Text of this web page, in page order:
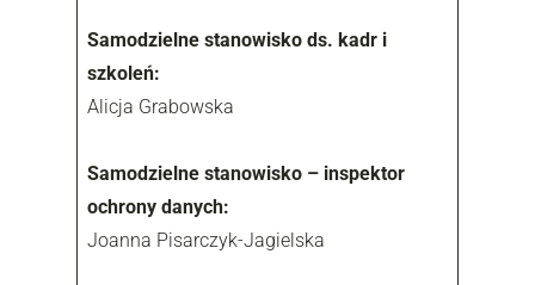
Samodzielne stanowisko ds. kadr i
szkoleń:
Alicja Grabowska
Samodzielne stanowisko – inspektor
ochrony danych:
Joanna Pisarczyk-Jagielska